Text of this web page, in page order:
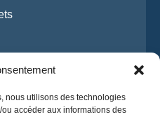
nous utilisons des technologies
accéder aux informations des